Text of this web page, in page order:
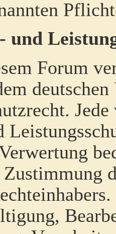
und
Forum